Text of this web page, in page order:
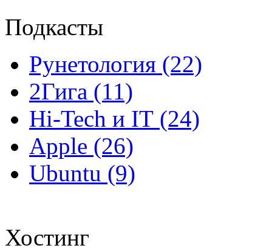
Подкасты
Рунетология (22)
2Гига (11)
Hi-Tech и IT (24)
Apple (26)
Ubuntu (9)
Хостинг